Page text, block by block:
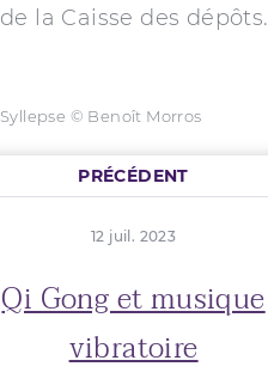
de la Caisse des dépôts.
Syllepse © Benoît Morros
PRÉCÉDENT
12 juil. 2023
Qi Gong et musique
vibratoire